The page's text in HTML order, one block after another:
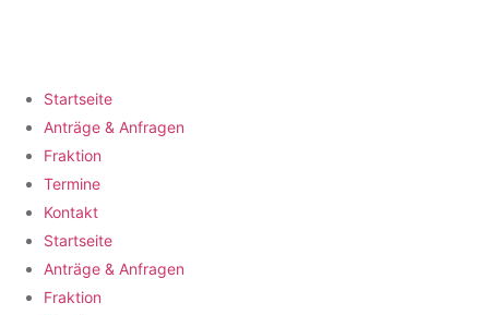
Startseite
Anträge & Anfragen
Fraktion
Termine
Kontakt
Startseite
Anträge & Anfragen
Fraktion